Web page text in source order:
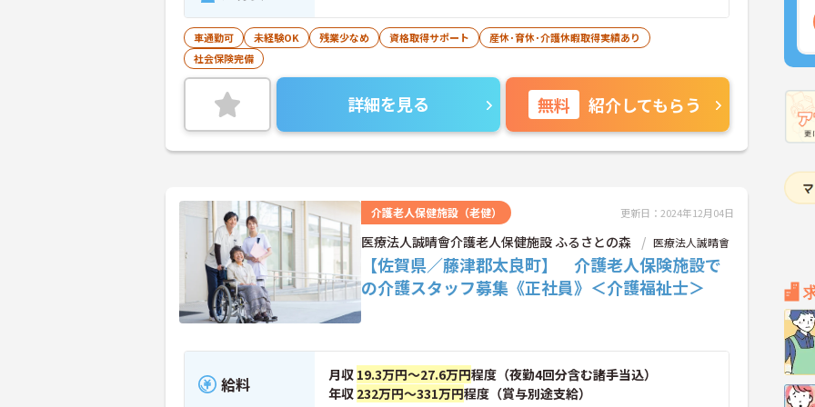
車通勤可 未経験OK 残業少なめ 資格取得サポート
産休･育休･介護休暇取得実績あり
社会保険完備
詳細を見る 無料 紹介してもらう
介護老人保健施設（老健） 更新日：2024年12月04日
医療法人誠晴會介護老人保健施設 ふるさとの森 医療法人誠晴會
【佐賀県／藤津郡太良町】 介護老人保険施設で
の介護スタッフ募集《正社員》＜介護福祉士＞
給料 月収 19.3万円～27.6万円程度（夜勤4回分含む諸手当込）
年収 232万円～331万円程度（賞与別途支給）